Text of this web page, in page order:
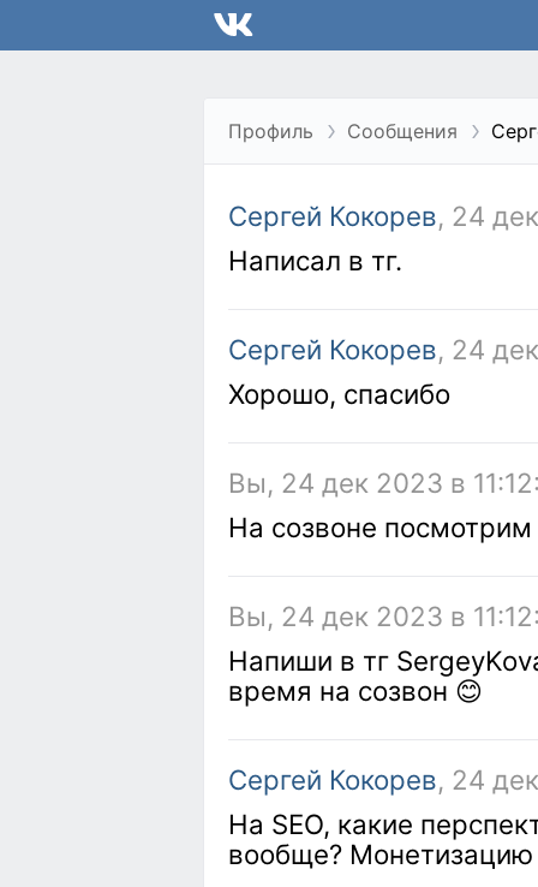
Профиль Сообщения
Сергей Кокорев, 24
Написал в тг.
Сергей Кокорев, 24
Хорошо, спасибо
Вы, 24 дек 2023 в
На созвоне посмотрим
Вы, 24 дек 2023 в
Напиши в тг
время на созвон 😊
Сергей Кокорев, 24
На SEO, какие
вообще? Монетизацию